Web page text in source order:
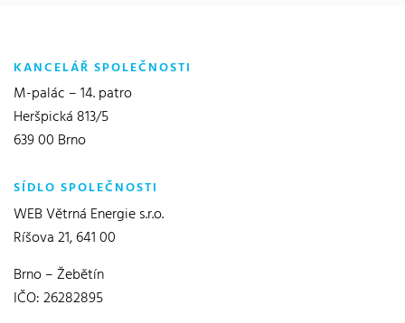
KANCELÁŘ SPOLEČNOSTI
M-palác – 14. patro
Heršpická 813/5
639 00 Brno
SÍDLO SPOLEČNOSTI
WEB Větrná Energie s.r.o.
Ríšova 21, 641 00
Brno – Žebětín
IČO: 26282895